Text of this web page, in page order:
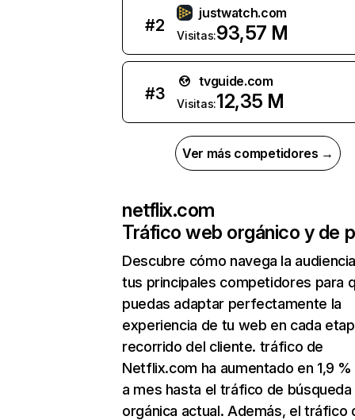
#2
justwatch.com
Visitas:93,57 M
#3
tvguide.com
Visitas:12,35 M
Ver más competidores →
netflix.com
Tráfico web orgánico y de
Descubre cómo navega la
tus principales competidores para
puedas adaptar perfectamente la
experiencia de tu web en cada
recorrido del cliente. tráfico de
Netflix.com ha aumentado en 1,9
a mes hasta el tráfico de búsqueda
orgánica actual. Además, el tráfico